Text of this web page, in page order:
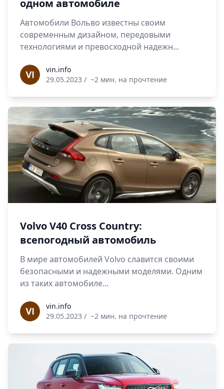
одном автомобиле
Автомобили Вольво известны своим
современным дизайном, передовыми
технологиями и превосходной надежн...
vin.infovin.info
29.05.2023 / ~2 мин. на прочтение
Volvo V40 Cross Country:
всепогодный автомобиль
В мире автомобилей Volvo славится своими
безопасными и надежными моделями. Одним
из таких автомобиле...
vin.infovin.info
29.05.2023 / ~2 мин. на прочтение